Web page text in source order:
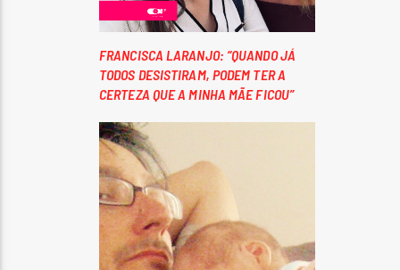
FRANCISCA LARANJO: “QUANDO JÁ
TODOS DESISTIRAM, PODEM TER A
CERTEZA QUE A MINHA MÃE FICOU”